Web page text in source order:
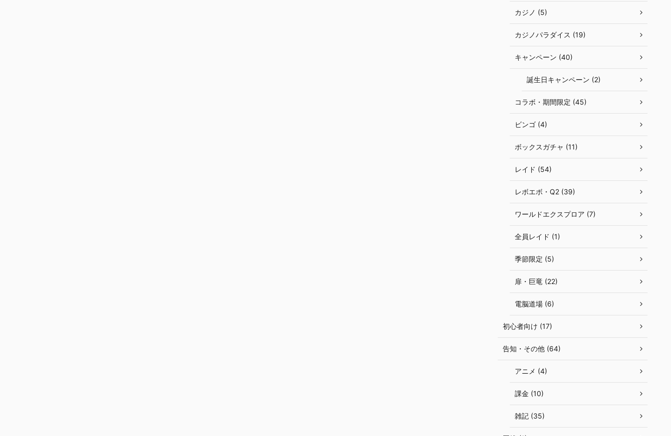
カジノ (5)
カジノパラダイス (19)
キャンペーン (40)
誕生日キャンペーン (2)
コラボ・期間限定 (45)
ビンゴ (4)
ボックスガチャ (11)
レイド (54)
レボエボ・Q2 (39)
ワールドエクスプロア (7)
全員レイド (1)
季節限定 (5)
扉・巨竜 (22)
電脳道場 (6)
初心者向け (17)
告知・その他 (64)
アニメ (4)
課金 (10)
雑記 (35)